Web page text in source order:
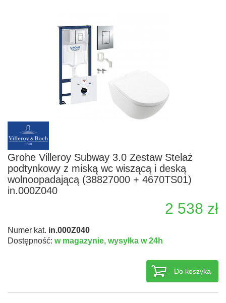
Grohe Villeroy Subway 3.0 Zestaw Stelaż
podtynkowy z miską wc wiszącą i deską
wolnoopadającą (38827000 + 4670TS01)
in.000Z040
2 538 zł
Numer kat. in.000Z040
Dostępność: w magazynie, wysyłka w 24h
Do koszyka